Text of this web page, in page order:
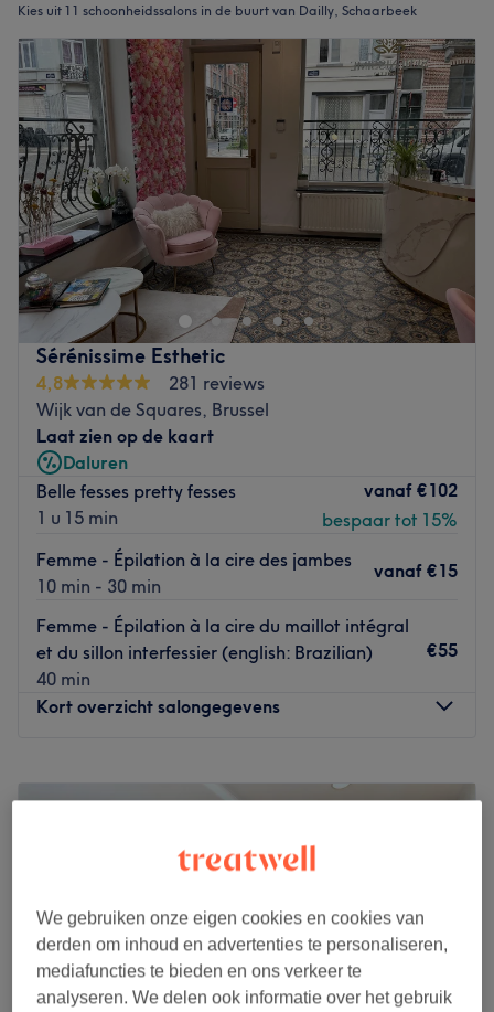
Kies uit 11 schoonheidssalons in de buurt van Dailly, Schaarbeek
Sérénissime Esthetic
4,8
281 reviews
Wijk van de Squares, Brussel
Laat zien op de kaart
Daluren
Belle fesses pretty fesses
1 u 15 min
vanaf €102
bespaar tot 15%
Femme - Épilation à la cire des jambes
10 min - 30 min
vanaf €15
Femme - Épilation à la cire du maillot intégral
et du sillon interfessier (english: Brazilian)
40 min
€55
Kort overzicht salongegevens
09:00
Zondag
13:00–19:00
Sérénissime Esthetic est un institut de beauté situé à
Bruxelles, dans le quartier Européen. C'est un lieu dédié à
We gebruiken onze eigen cookies en cookies van
derden om inhoud en advertenties te personaliseren,
mediafuncties te bieden en ons verkeer te
analyseren. We delen ook informatie over het gebruik